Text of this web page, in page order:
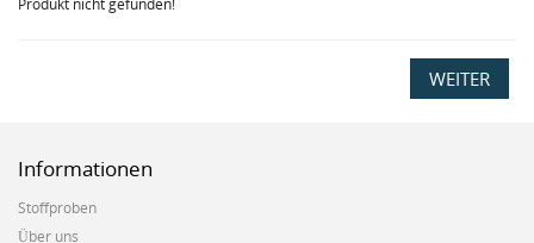
Produkt nicht gefunden!
WEITER
Informationen
Stoffproben
Über uns